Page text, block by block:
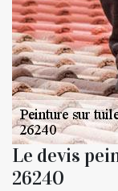
Le devis
26240